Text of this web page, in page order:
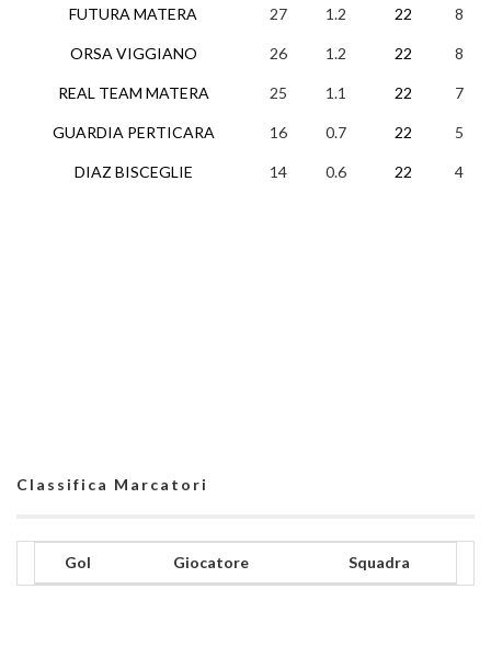
FUTURA MATERA
ORSA VIGGIANO
REAL TEAM MATERA
GUARDIA PERTICARA
DIAZ BISCEGLIE
27 1.2 22 8
26 1.2 22 8
25 1.1 22 7
16 0.7 22 5
14 0.6 22 4
Classifica Marcatori
Gol Giocatore Squadra